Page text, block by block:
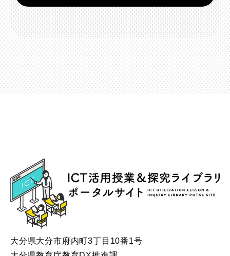
ICT
大分県大分市府内町3丁目10番1号